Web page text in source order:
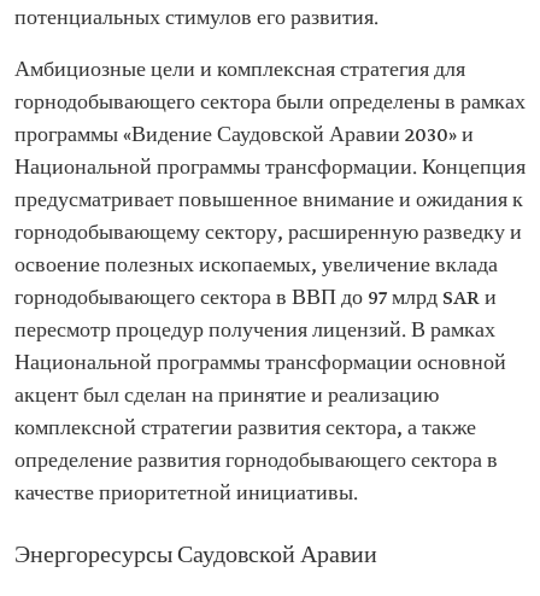
потенциальных стимулов его развития.
Амбициозные цели и комплексная стратегия для
горнодобывающего сектора были определены в рамках
программы «Видение Саудовской Аравии 2030» и
Национальной программы трансформации. Концепция
предусматривает повышенное внимание и ожидания к
горнодобывающему сектору, расширенную разведку и
освоение полезных ископаемых, увеличение вклада
горнодобывающего сектора в ВВП до 97 млрд SAR и
пересмотр процедур получения лицензий. В рамках
Национальной программы трансформации основной
акцент был сделан на принятие и реализацию
комплексной стратегии развития сектора, а также
определение развития горнодобывающего сектора в
качестве приоритетной инициативы.
Энергоресурсы Саудовской Аравии